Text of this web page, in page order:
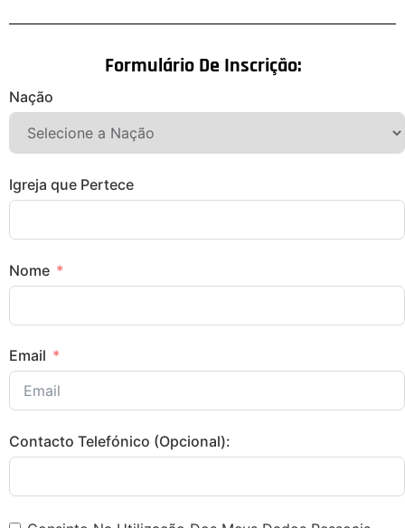
Formulário De Inscrição:
Nação
Igreja que Pertece
Nome
Email
Contacto Telefónico (Opcional):